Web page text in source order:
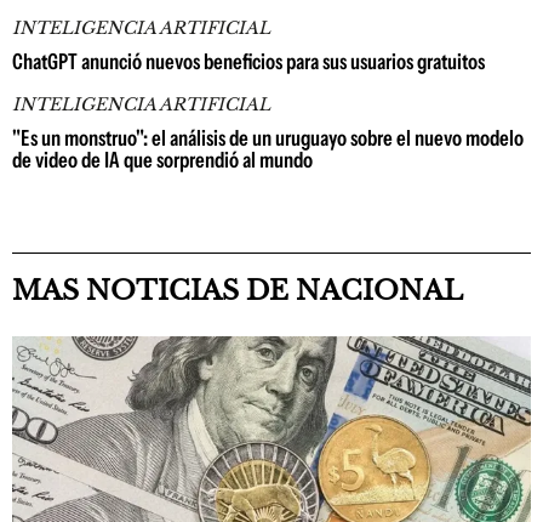
INTELIGENCIA ARTIFICIAL
ChatGPT anunció nuevos beneficios para sus usuarios gratuitos
INTELIGENCIA ARTIFICIAL
"Es un monstruo": el análisis de un uruguayo sobre el nuevo modelo
de video de IA que sorprendió al mundo
MAS NOTICIAS DE NACIONAL